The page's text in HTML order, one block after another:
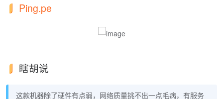
Ping.pe
瞎胡说
这款机器除了硬件有点弱，网络质量挑不出一点毛病，有服务